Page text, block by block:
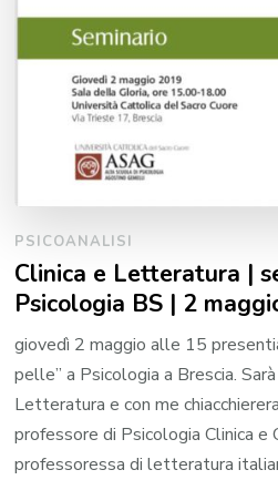
PSICOANALISI
Clinica e Letteratura |
Psicologia BS | 2
giovedì 2 maggio alle 15
pelle” a Psicologia a Brescia.
Letteratura e con me
professore di Psicologia Clinica e
professoressa di letteratura